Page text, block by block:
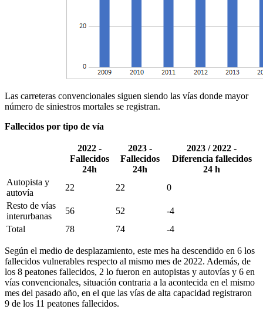
Las carreteras convencionales siguen siendo las vías donde mayor
número de siniestros mortales se registran.
Fallecidos por tipo de vía
2022 -
Fallecidos
24h
2023 -
Fallecidos
24h
2023 / 2022 -
Diferencia fallecidos
24 h
Autopista y
autovía
22 22
0
Resto de vías
interurbanas
56 52
-4
Total
78 74 -4
Según el medio de desplazamiento, este mes ha descendido en 6 los
fallecidos vulnerables respecto al mismo mes de 2022. Además, de
los 8 peatones fallecidos, 2 lo fueron en autopistas y autovías y 6 en
vías convencionales, situación contraria a la acontecida en el mismo
mes del pasado año, en el que las vías de alta capacidad registraron
9 de los 11 peatones fallecidos.